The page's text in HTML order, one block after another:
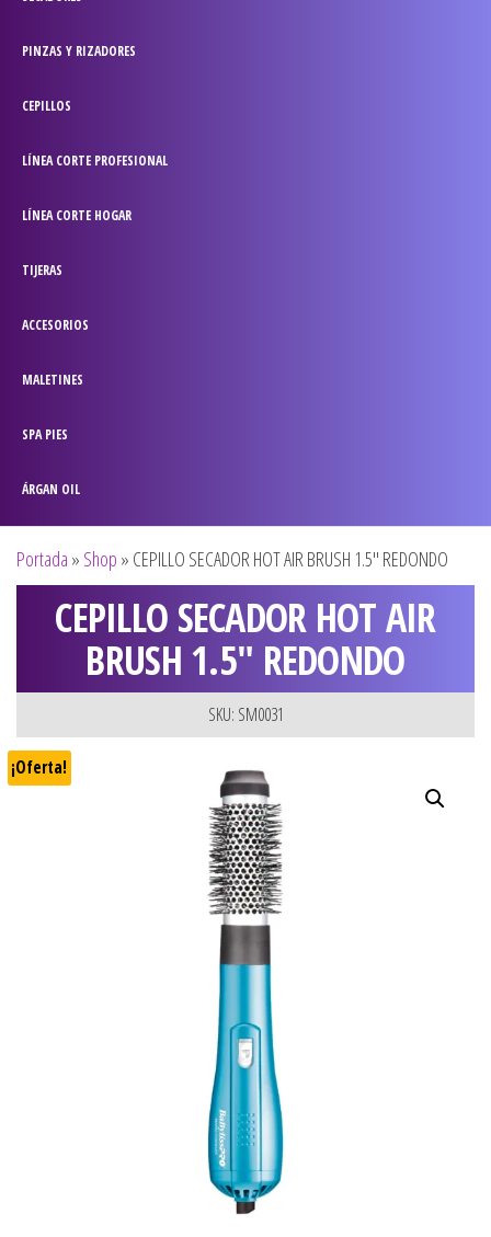
PINZAS Y RIZADORES
CEPILLOS
LÍNEA CORTE PROFESIONAL
LÍNEA CORTE HOGAR
TIJERAS
ACCESORIOS
MALETINES
SPA PIES
ÁRGAN OIL
Portada » Shop » CEPILLO SECADOR HOT AIR BRUSH 1.5″ REDONDO
CEPILLO SECADOR HOT AIR
BRUSH 1.5″ REDONDO
SKU: SM0031
¡Oferta!